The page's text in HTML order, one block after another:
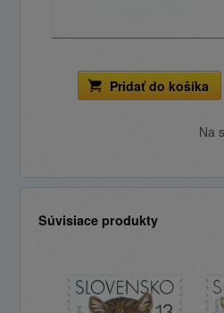
Pridať do košíka
Na
Súvisiace produkty